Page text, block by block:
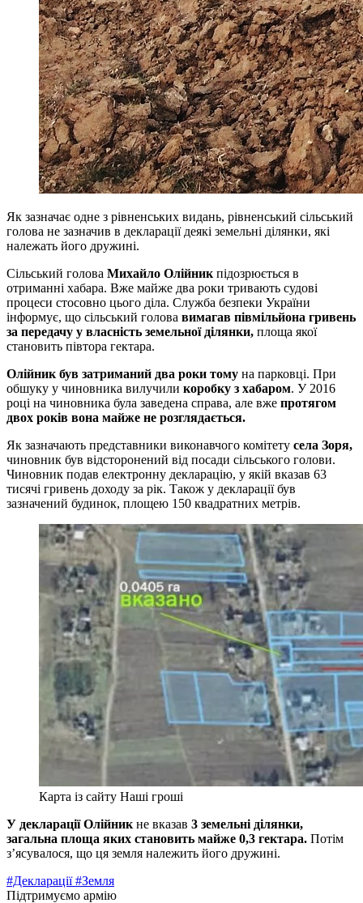
Як зазначає одне з рівненських видань, рівненський сільський
голова не зазначив в декларації деякі земельні ділянки, які
належать його дружині.
Сільський голова Михайло Олійник підозрюється в
отриманні хабара. Вже майже два роки тривають судові
процеси стосовно цього діла. Служба безпеки України
інформує, що сільський голова вимагав півмільйона гривень
за передачу у власність земельної ділянки, площа якої
становить півтора гектара.
Олійник був затриманий два роки тому на парковці. При
обшуку у чиновника вилучили коробку з хабаром. У 2016
році на чиновника була заведена справа, але вже протягом
двох років вона майже не розглядається.
Як зазначають представники виконавчого комітету села Зоря,
чиновник був відсторонений від посади сільського голови.
Чиновник подав електронну декларацію, у якій вказав 63
тисячі гривень доходу за рік. Також у декларації був
зазначений будинок, площею 150 квадратних метрів.
Карта із сайту Наші гроші
У декларації Олійник не вказав 3 земельні ділянки,
загальна площа яких становить майже 0,3 гектара. Потім
з’ясувалося, що ця земля належить його дружині.
#Декларації#Земля
Підтримуємо армію